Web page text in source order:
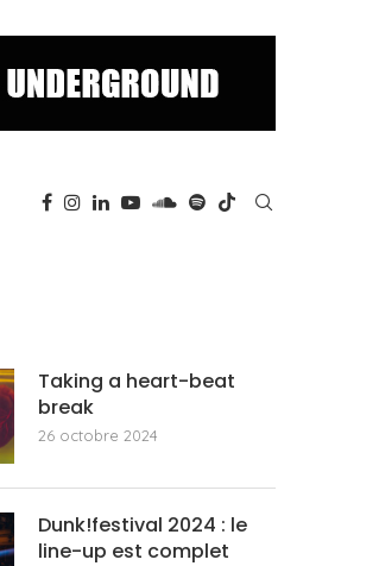
Taking a heart-beat
break
26 octobre 2024
Dunk!festival 2024 : le
line-up est complet